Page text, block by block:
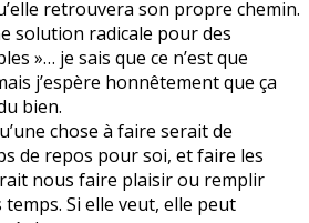
retrouvera son propre chemin.
solution radicale pour des
»… je sais que ce n’est que
j’espère honnêtement que ça
bien.
chose à faire serait de
de repos pour soi, et faire les
nous faire plaisir ou remplir
temps. Si elle veut, elle peut